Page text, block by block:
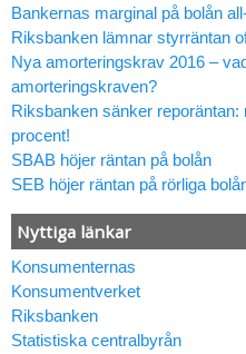
Bankernas marginal på bolån
Riksbanken lämnar styrräntan
Nya amorteringskrav 2016 –
amorteringskraven?
Riksbanken sänker
procent!
SBAB höjer räntan på bolån
SEB höjer räntan på rörliga
Nyttiga länkar
Konsumenternas
Konsumentverket
Riksbanken
Statistiska centralbyrån